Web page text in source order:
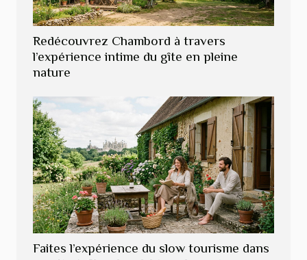
Redécouvrez Chambord à travers
l’expérience intime du gîte en pleine
nature
Faites l’expérience du slow tourisme dans